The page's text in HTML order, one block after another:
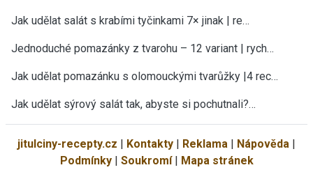
Jak udělat salát s krabími tyčinkami 7× jinak | re…
Jednoduché pomazánky z tvarohu – 12 variant | rych…
Jak udělat pomazánku s olomouckými tvarůžky |4 rec…
Jak udělat sýrový salát tak, abyste si pochutnali?…
jitulciny-recepty.cz | Kontakty | Reklama | Nápověda |
Podmínky| Soukromí| Mapa stránek